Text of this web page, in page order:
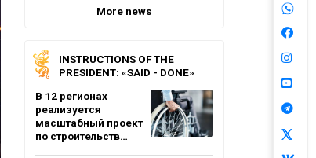
More news
INSTRUCTIONS OF THE
PRESIDENT: «SAID - DONE»
В 12 регионах
реализуется
масштабный проект
по строительств…